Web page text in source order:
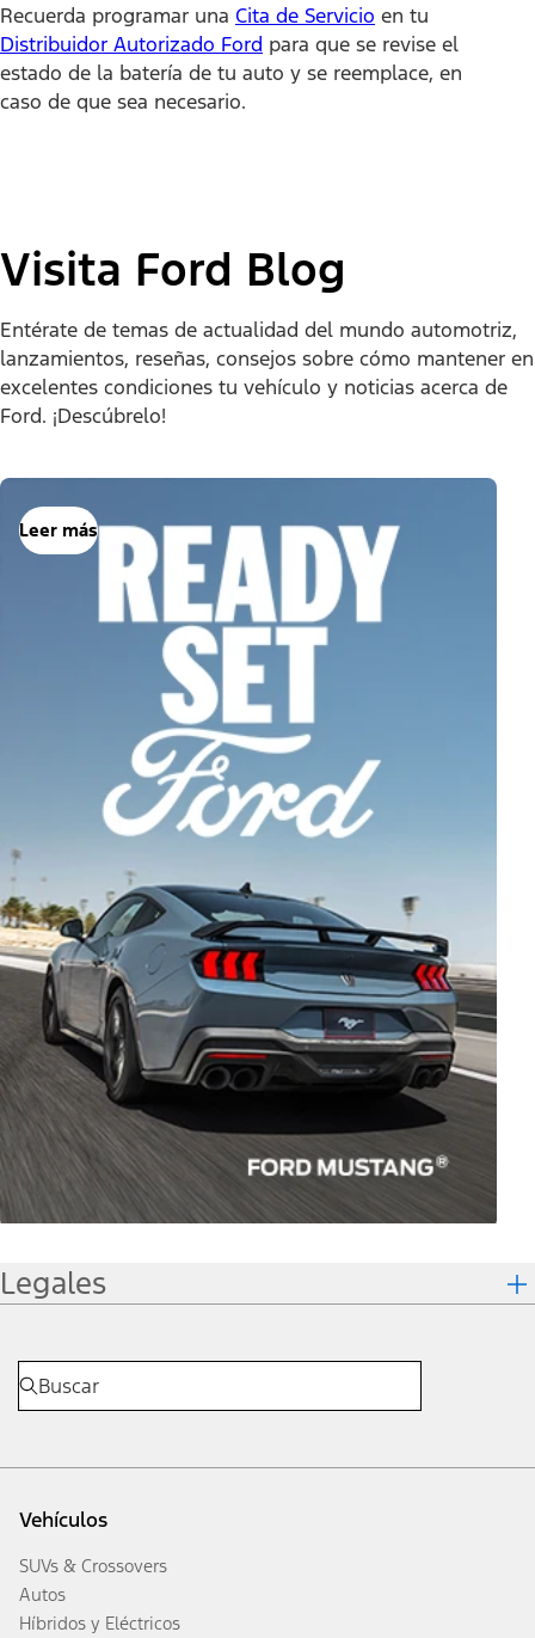
Recuerda programar una Cita de Servicio en tu
Distribuidor Autorizado Ford para que se revise el
estado de la batería de tu auto y se reemplace, en
caso de que sea necesario.
Visita Ford Blog
Entérate de temas de actualidad del mundo automotriz,
lanzamientos, reseñas, consejos sobre cómo mantener en
excelentes condiciones tu vehículo y noticias acerca de
Ford. ¡Descúbrelo!
Leer más
Legales
Vehículos
SUVs & Crossovers
Autos
Híbridos y Eléctricos